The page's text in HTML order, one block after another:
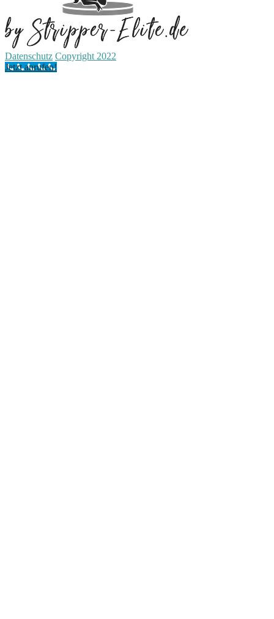
Datenschutz Copyright 2022
Jetzt anrufen!